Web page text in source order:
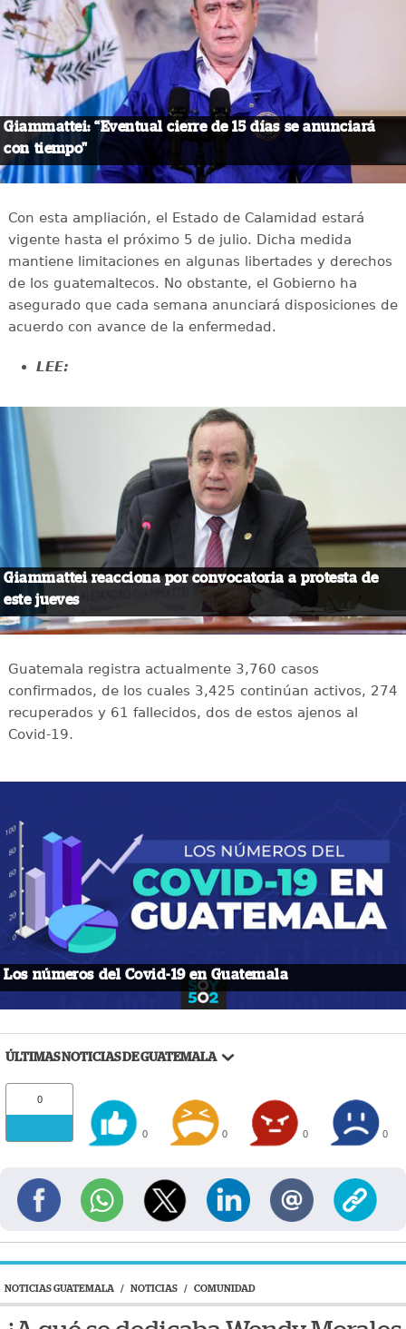
Giammattei: “Eventual cierre de 15 días se anunciará
con tiempo"
Con esta ampliación, el Estado de Calamidad estará
vigente hasta el próximo 5 de julio. Dicha medida
mantiene limitaciones en algunas libertades y derechos
de los guatemaltecos. No obstante, el Gobierno ha
asegurado que cada semana anunciará disposiciones de
acuerdo con avance de la enfermedad.
LEE:
Giammattei reacciona por convocatoria a protesta de
este jueves
Guatemala registra actualmente 3,760 casos
confirmados, de los cuales 3,425 continúan activos, 274
recuperados y 61 fallecidos, dos de estos ajenos al
Covid-19.
Los números del Covid-19 en Guatemala
ÚLTIMAS NOTICIAS DE GUATEMALA
0
0 0 0 0
NOTICIAS GUATEMALA / NOTICIAS / COMUNIDAD